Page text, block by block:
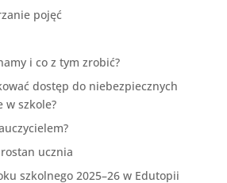
pojęć
i co z tym zrobić?
dostęp do niebezpiecznych
w szkole?
ucznia
szkolnego 2025–26 w Edutopii